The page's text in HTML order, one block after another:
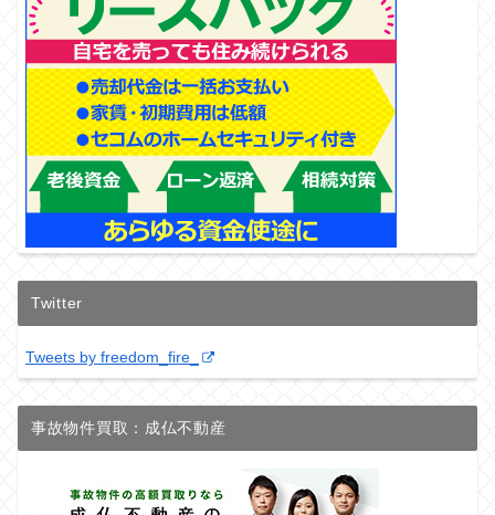
Twitter
Tweets by freedom_fire_
事故物件買取：成仏不動産